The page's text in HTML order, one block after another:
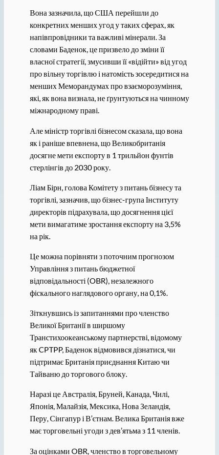
Вона зазначила, що США перейшли до
конкретних менших угод у таких сферах, як
напівпровідники та важливі мінерали. За
словами Баденок, це призвело до зміни її
власної стратегії, змусивши її «відійти» від угод
про вільну торгівлю і натомість зосередитися на
менших Меморандумах про взаєморозуміння,
які, як вона визнала, не ґрунтуються на чинному
міжнародному праві.
Але міністр торгівлі бізнесом сказала, що вона
як і раніше впевнена, що Великобританія
досягне мети експорту в 1 трильйон фунтів
стерлінгів до 2030 року.
Ліам Бірн, голова Комітету з питань бізнесу та
торгівлі, зазначив, що бізнес-група Інституту
директорів підрахувала, що досягнення цієї
мети вимагатиме зростання експорту на 3,5%
на рік.
Це можна порівняти з поточним прогнозом
Управління з питань бюджетної
відповідальності (OBR), незалежного
фіскального наглядового органу, на 0,1%.
Зіткнувшись із запитаннями про членство
Великої Британії в ширшому
Транстихоокеанському партнерстві, відомому
як CPTPP, Баденок відмовився дізнатися, чи
підтримає Британія приєднання Китаю чи
Тайваню до торгового блоку.
Наразі це Австралія, Бруней, Канада, Чилі,
Японія, Малайзія, Мексика, Нова Зеландія,
Перу, Сінгапур і В’єтнам. Велика Британія вже
має торговельні угоди з дев’ятьма з 11 членів.
За оцінками OBR, членство в торговельному